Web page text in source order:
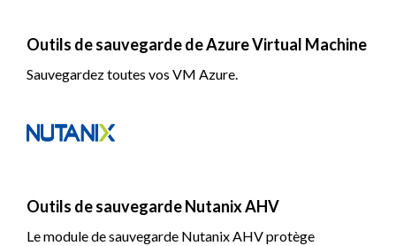
Outils de sauvegarde de Azure Virtual Machine
Sauvegardez toutes vos VM Azure.
Outils de sauvegarde Nutanix AHV
Le module de sauvegarde Nutanix AHV protège